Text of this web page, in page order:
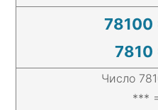
78100
7810
Число
***